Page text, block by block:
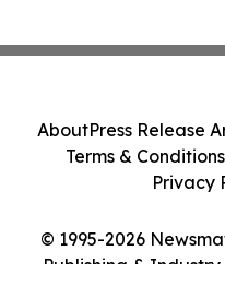
© 1995-2026
Publishing &
AboutPress Release
Terms & Conditions
Privacy